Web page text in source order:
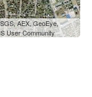
AEX, GeoEye,
User Community